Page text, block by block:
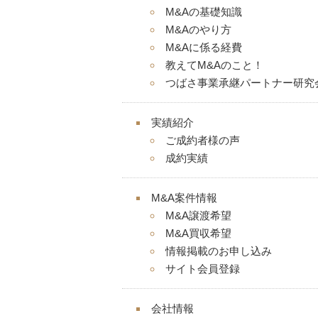
M&Aの基礎知識
M&Aのやり方
M&Aに係る経費
教えてM&Aのこと！
つばさ事業承継パートナー研究
実績紹介
ご成約者様の声
成約実績
M&A案件情報
M&A譲渡希望
M&A買収希望
情報掲載のお申し込み
サイト会員登録
会社情報